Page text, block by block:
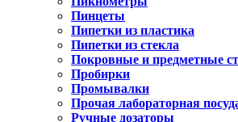
Пинцеты
Пипетки из пластика
Пипетки из стекла
Покровные и предметные
Пробирки
Промывалки
Прочая лабораторная
Ручные дозаторы